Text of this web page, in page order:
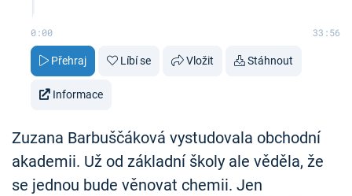
0:00 33:56
Přehraj Líbí se Vložit Stáhnout
Informace
Zuzana Barbuščáková vystudovala obchodní
akademii. Už od základní školy ale věděla, že
se jednou bude věnovat chemii. Jen